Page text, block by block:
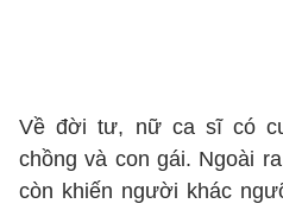
Về đời tư, nữ ca sĩ có
chồng và con gái. Ngoài
còn khiến người khác